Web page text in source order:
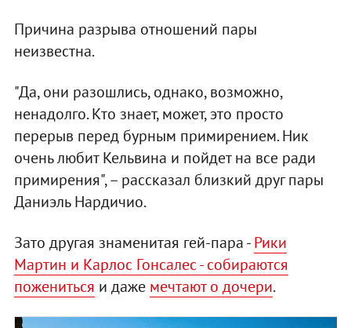
Причина разрыва отношений пары
неизвестна.
"Да, они разошлись, однако, возможно,
ненадолго. Кто знает, может, это просто
перерыв перед бурным примирением. Ник
очень любит Кельвина и пойдет на все ради
примирения", – рассказал близкий друг пары
Даниэль Нардичио.
Зато другая знаменитая гей-пара -Рики
Мартин и Карлос Гонсалес - собираются
пожениться и даже мечтают о дочери.